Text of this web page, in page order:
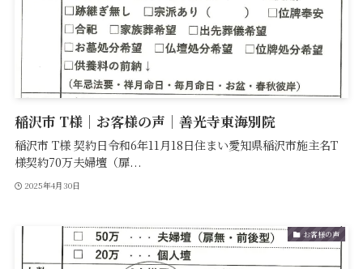
稲沢市 T様｜お客様の声｜善光寺東海別院
稲沢市 T様 契約日令和6年11月18日住まい愛知県稲沢市施主名T
様契約70万夫婦壇（扉...
2025年4月30日
お客様の声